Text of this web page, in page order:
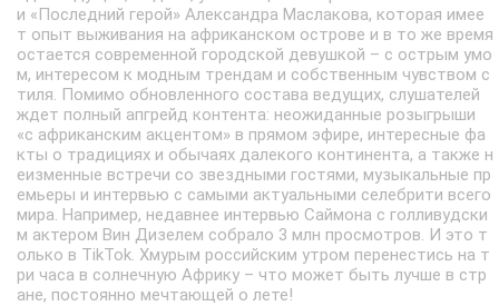
и «Последний герой» Александра Маслакова, которая имее
т опыт выживания на африканском острове и в то же время
остается современной городской девушкой – с острым умо
м, интересом к модным трендам и собственным чувством с
тиля. Помимо обновленного состава ведущих, слушателей
ждет полный апгрейд контента: неожиданные розыгрыши
«с африканским акцентом» в прямом эфире, интересные фа
кты о традициях и обычаях далекого континента, а также н
еизменные встречи со звездными гостями, музыкальные пр
емьеры и интервью с самыми актуальными селебрити всего
мира. Например, недавнее интервью Саймона с голливудски
м актером Вин Дизелем собрало 3 млн просмотров. И это т
олько в TikTok. Хмурым российским утром перенестись на т
ри часа в солнечную Африку – что может быть лучше в стр
ане, постоянно мечтающей о лете!